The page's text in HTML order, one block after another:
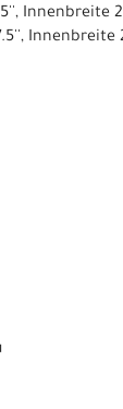
Innenbreite
Innenbreite